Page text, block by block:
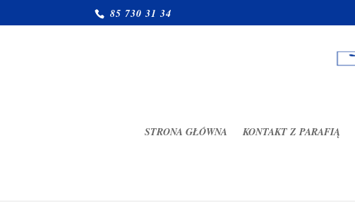
85 730 31 34
STRONA GŁÓWNA KONTAKT Z PARAFIĄ